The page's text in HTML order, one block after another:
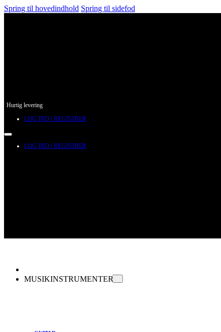
Spring til hovedindhold Spring til sidefod
Hurtig levering
LOG IND / REGISTRER
LOG IND / REGISTRER
MUSIKINSTRUMENTER